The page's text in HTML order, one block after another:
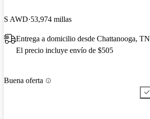
S AWD 53,974 millas
Entrega a domicilio desde Chattanooga, TN
El precio incluye envío de $505
Buena oferta